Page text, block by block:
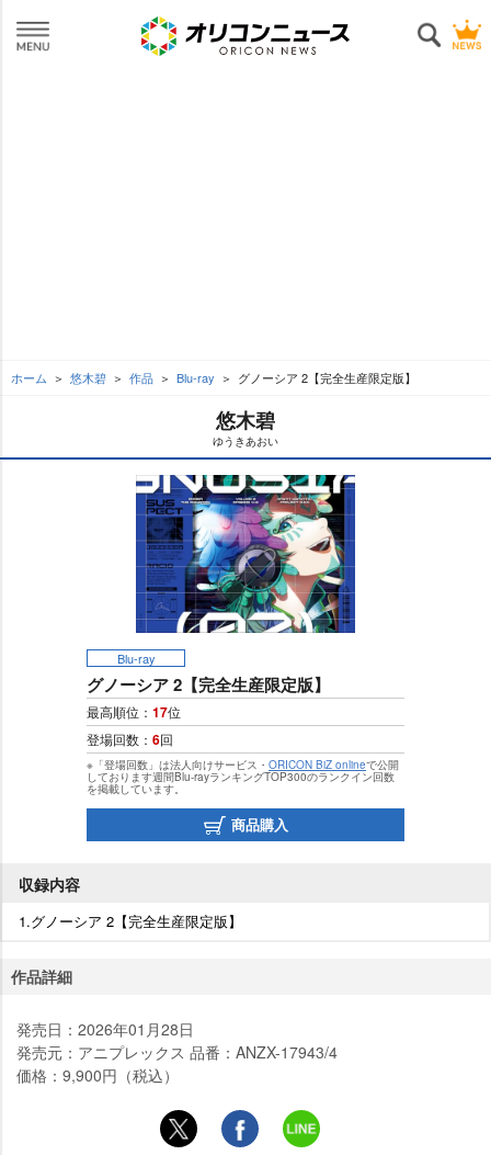
ホーム 悠木碧 作品 Blu-ray グノーシア 2【完全生産限定版】
悠木碧
ゆうきあおい
Blu-ray
グノーシア 2【完全生産限定版】
最高順位： 17位
登場回数： 6回
※「登場回数」は法人向けサービス・ ORICON BiZ onlineで公開
しております週間Blu-rayランキングTOP300のランクイン回数
を掲載しています。
商品購入
収録内容
1.グノーシア 2【完全生産限定版】
作品詳細
発売日：2026年01月28日
発売元：アニプレックス 品番：ANZX-17943/4
価格：9,900円（税込）